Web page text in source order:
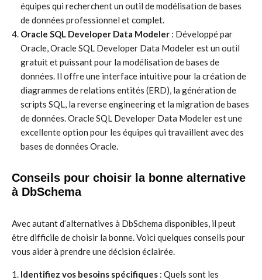
équipes qui recherchent un outil de modélisation de bases
de données professionnel et complet.
Oracle SQL Developer Data Modeler : Développé par
Oracle, Oracle SQL Developer Data Modeler est un outil
gratuit et puissant pour la modélisation de bases de
données. Il offre une interface intuitive pour la création de
diagrammes de relations entités (ERD), la génération de
scripts SQL, la reverse engineering et la migration de bases
de données. Oracle SQL Developer Data Modeler est une
excellente option pour les équipes qui travaillent avec des
bases de données Oracle.
Conseils pour choisir la bonne alternative
à DbSchema
Avec autant d’alternatives à DbSchema disponibles, il peut
être difficile de choisir la bonne. Voici quelques conseils pour
vous aider à prendre une décision éclairée.
Identifiez vos besoins spécifiques : Quels sont les